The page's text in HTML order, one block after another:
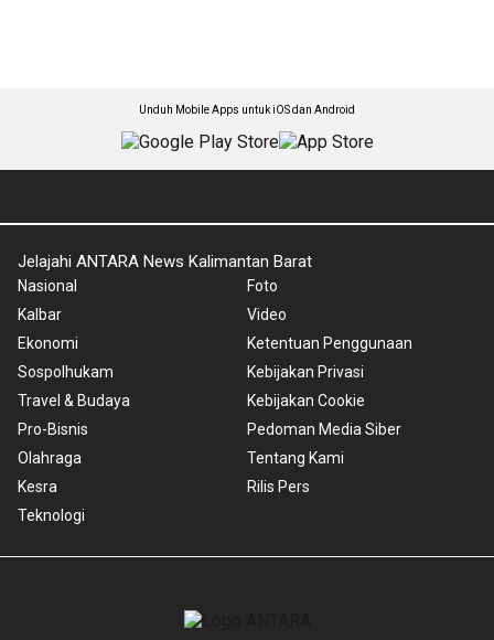
Unduh Mobile Apps untuk iOS dan Android
Jelajahi ANTARA News Kalimantan Barat
Nasional
Kalbar
Ekonomi
Sospolhukam
Travel & Budaya
Pro-Bisnis
Olahraga
Kesra
Teknologi
Foto
Video
Ketentuan Penggunaan
Kebijakan Privasi
Kebijakan Cookie
Pedoman Media Siber
Tentang Kami
Rilis Pers